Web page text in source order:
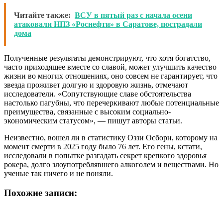
Читайте также: ВСУ в пятый раз с начала осени
атаковали НПЗ «Роснефти» в Саратове, пострадали
дома
Полученные результаты демонстрируют, что хотя богатство,
часто приходящее вместе со славой, может улучшить качество
жизни во многих отношениях, оно совсем не гарантирует, что
звезда проживет долгую и здоровую жизнь, отмечают
исследователи. «Сопутствующие славе обстоятельства
настолько пагубны, что перечеркивают любые потенциальные
преимущества, связанные с высоким социально-
экономическим статусом», — пишут авторы статьи.
Неизвестно, вошел ли в статистику Оззи Осборн, которому на
момент смерти в 2025 году было 76 лет. Его гены, кстати,
исследовали в попытке разгадать секрет крепкого здоровья
рокера, долго злоупотреблявшего алкоголем и веществами. Но
ученые так ничего и не поняли.
Похожие записи: